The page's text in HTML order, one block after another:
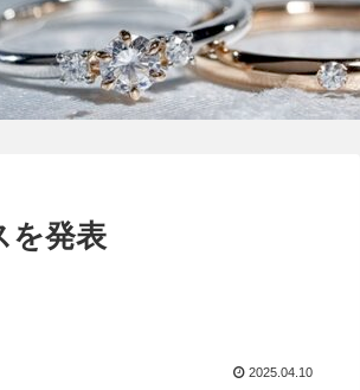
を発表
2025.04.10